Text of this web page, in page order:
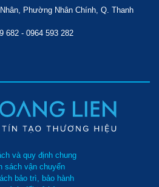
Phường Nhân Chính, Q. Thanh
682 - 0964 593 282
và quy định chung
sách vận chuyển
bảo trì, bảo hành